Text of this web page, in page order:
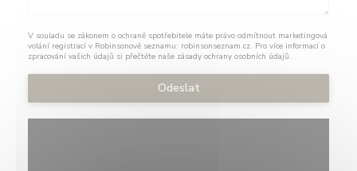
V souladu se zákonem o ochraně spotřebitele máte právo odmítnout marketingová
volání registrací v Robinsonově seznamu: robinsonseznam.cz. Pro více informací o
zpracování vašich údajů si přečtěte naše zásady ochrany osobních údajů.